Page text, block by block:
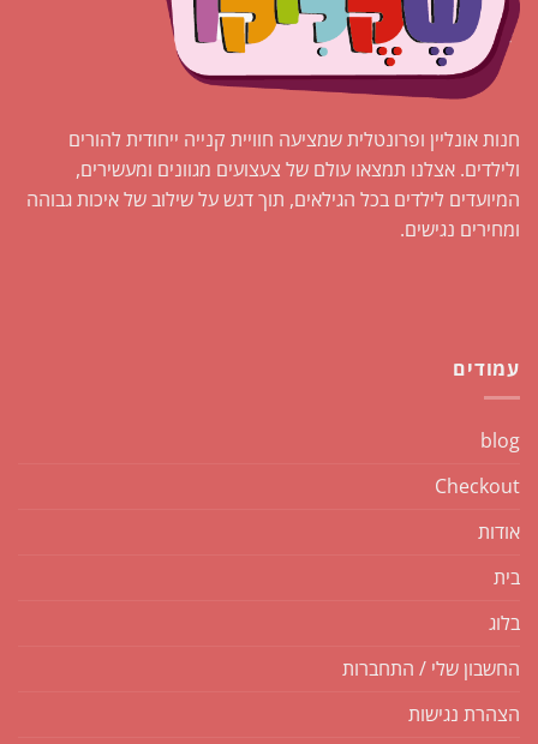
חנות אונליין ופרונטלית שמציעה חוויית קנייה ייחודית להורים
ולילדים. אצלנו תמצאו עולם של צעצועים מגוונים ומעשירים,
המיועדים לילדים בכל הגילאים, תוך דגש על שילוב של איכות גבוהה
ומחירים נגישים.
עמודים
blog
Checkout
אודות
בית
בלוג
החשבון שלי / התחברות
הצהרת נגישות